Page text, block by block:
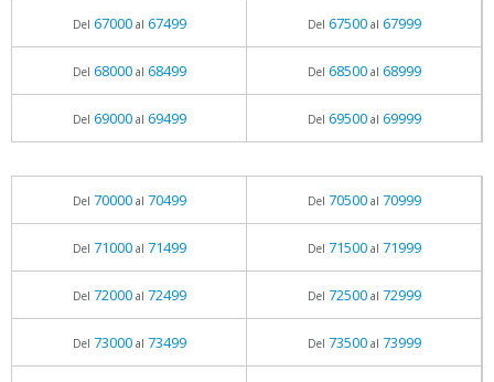
Del 67000al 67499 Del 67500al 67999
Del 68000al 68499 Del 68500al 68999
Del 69000al 69499 Del 69500al 69999
Del 70000al 70499 Del 70500al 70999
Del 71000al 71499 Del 71500al 71999
Del 72000al 72499 Del 72500al 72999
Del 73000al 73499 Del 73500al 73999